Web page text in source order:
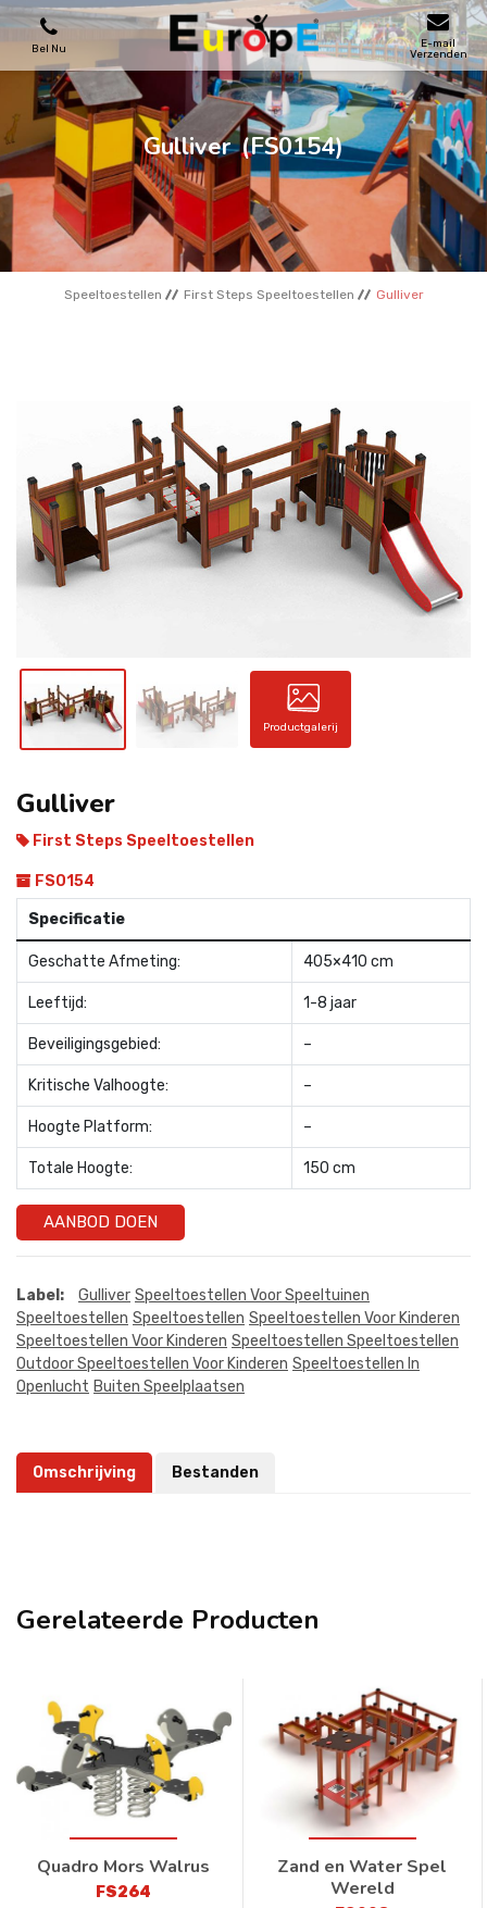
Bel Nu
E-mail
Verzenden
SPEELTOESTELLEN
SKATEPARKS
HOUTEN HUIZENS
STADSMEUBILAIRS
CONTACT
Gulliver (FS0154)
Speeltoestellen First Steps Speeltoestellen Gulliver
Productgalerij
Gulliver
First Steps Speeltoestellen
FS0154
Specificatie
Geschatte Afmeting: 405×410 cm
Leeftijd: 1-8 jaar
Beveiligingsgebied: –
Kritische Valhoogte: –
Hoogte Platform: –
Totale Hoogte: 150 cm
AANBOD DOEN
Label: Gulliver Speeltoestellen Voor Speeltuinen
Speeltoestellen Speeltoestellen Speeltoestellen Voor Kinderen
Speeltoestellen Voor Kinderen Speeltoestellen Speeltoestellen
Outdoor Speeltoestellen Voor Kinderen Speeltoestellen In
Openlucht Buiten Speelplaatsen
Omschrijving Bestanden
Gerelateerde Producten
Quadro Mors Walrus
FS264
Zand en Water Spel
Wereld